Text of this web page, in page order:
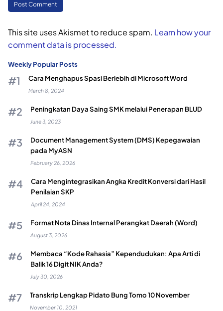
This site uses Akismet to reduce spam. Learn how your
comment data is processed.
Weekly Popular Posts
Cara Menghapus Spasi Berlebih di Microsoft Word
March 8, 2024
Peningkatan Daya Saing SMK melalui Penerapan BLUD
June 3, 2023
Document Management System (DMS) Kepegawaian
pada MyASN
February 26, 2026
Cara Mengintegrasikan Angka Kredit Konversi dari Hasil
Penilaian SKP
April 24, 2024
Format Nota Dinas Internal Perangkat Daerah (Word)
August 3, 2026
Membaca “Kode Rahasia” Kependudukan: Apa Arti di
Balik 16 Digit NIK Anda?
July 30, 2026
Transkrip Lengkap Pidato Bung Tomo 10 November
November 10, 2021